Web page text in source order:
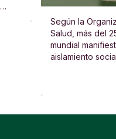
Según la
Salud, más del
mundial
aislamiento